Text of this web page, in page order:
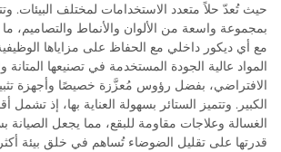
حيث تُعدّ حلاً متعدد الاستخدامات لمختلف البيئات.
بمجموعة واسعة من الألوان والأنماط والتصاميم،
مع أي ديكور داخلي مع الحفاظ على مزاياها
المواد عالية الجودة المستخدمة في تصنيعها المتانة
الافتراضي، بفضل رؤوس مُعزَّزة خصيصًا وأجهزة
الكبير. وتتميز الستائر بسهولة العناية بها، إذ
الغسالة وعلاجات مقاومة للبقع، مما يجعل
قدرتها على تقليل الضوضاء تُساهم في خلق بيئة